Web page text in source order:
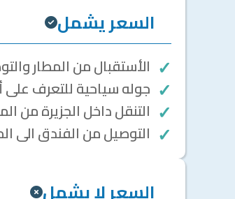
السعر يشمل
الأستقبال من المطار
جوله سياحية للتعرف على
التنقل داخل الجزيرة من
التوصيل من الفندق الى
السعر لا يشمل